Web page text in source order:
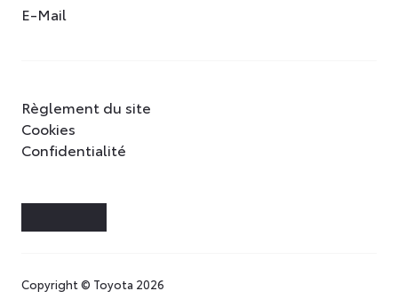
E-Mail
Règlement du site
Cookies
Confidentialité
Copyright © Toyota 2026